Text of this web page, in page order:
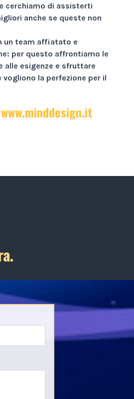
cerchiamo di assisterti
anche se queste non
un team affiatato e
per questo affrontiamo le
alle esigenze e sfruttare
vogliono la perfezione per il
www.minddesign.it